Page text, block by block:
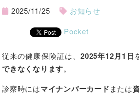
2025/11/25
お知らせ
Pocket
従来の健康保険証は、2025年12月1日
できなくなります。
診察時にはマイナンバーカード または